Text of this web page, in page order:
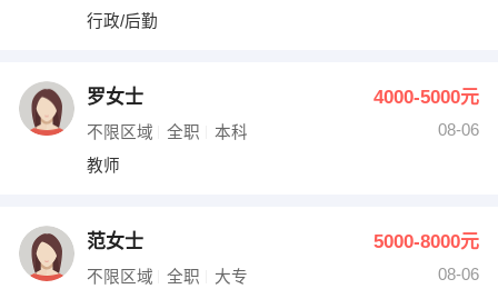
行政/后勤
罗女士 4000-5000元
不限区域 全职 本科
08-06
教师
范女士 5000-8000元
不限区域 全职 大专
08-06